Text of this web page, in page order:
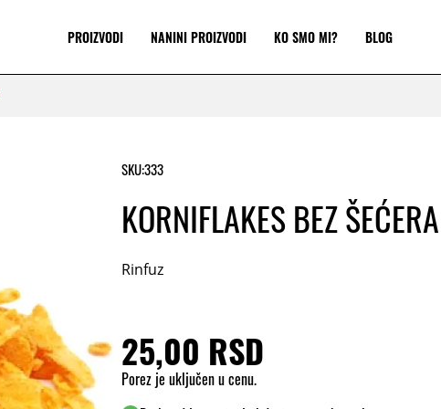
PROIZVODI NANINI PROIZVODI KO SMO MI? BLOG
SKU:333
KORNIFLAKES BEZ
Rinfuz
25,00 RSD
Porez je uključen u cenu.